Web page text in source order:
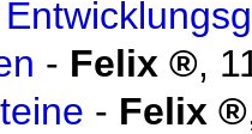
- Felix ,
- Felix